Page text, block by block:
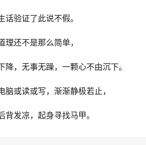
话验证了此说不假。
理还不是那么简单，
降，无事无躁，一颗心不由沉下。
脑或读或写，渐渐静极若止，
背发凉，起身寻找马甲。